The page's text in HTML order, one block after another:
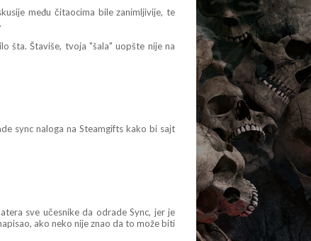
među čitaocima bile zanimljivije, te
šta. Štaviše, tvoja "šala" uopšte nije na
sync naloga na Steamgifts kako bi sajt
sve učesnike da odrade Sync, jer je
ako neko nije znao da to može biti